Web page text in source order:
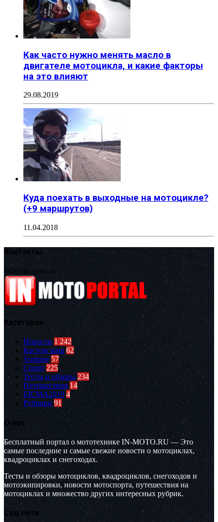
Как часто нужно менять масло в
двигателе мотоцикла, и какие факторы
на это влияют
29.08.2019
Куда поехать в выходные на мотоцикле?
(+9 маршрутов)
11.04.2018
Контакты
info@in-moto.ru
Категории
Новости 1 242
Кастом зона 62
Youtube 57
Спорт 225
Тесты и обзоры 234
Путешествия 14
EICMA2019 4
Рубрики 91
О нас
Бесплатный портал о мототехнике IN-MOTO.RU — Это
самые последние и самые свежие новости о мотоциклах,
квадроциклах и снегоходах.
Тесты и обзоры мотоциклов, квадроциклов, снегоходов и
мотоэкипировки, новости мотоспорта, путешествия на
мотоциклах и множество других интересных рубрик.
Соц.сети